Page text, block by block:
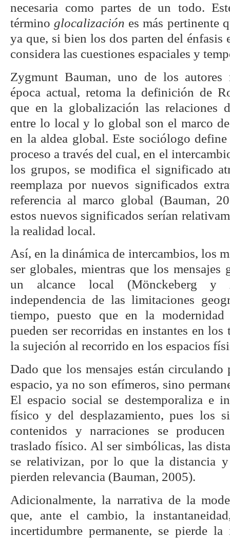
necesaria como partes de un todo.
términoglocalización es más pertinente
ya que, si bien los dos parten del
considera las cuestiones espaciales y
Zygmunt Bauman, uno de los
época actual, retoma la definición de
que en la globalización las relaciones
entre lo local y lo global son el marco
en la aldea global. Este sociólogo
proceso a través del cual, en el
los grupos, se modifica el significado
reemplaza por nuevos significados
referencia al marco global (Bauman,
estos nuevos significados serían
la realidad local.
Así, en la dinámica de intercambios, los
ser globales, mientras que los mensajes
un alcance local (Mönckeberg y
independencia de las limitaciones
tiempo, puesto que en la
pueden ser recorridas en instantes en
la sujeción al recorrido en los espacios
Dado que los mensajes están circulando
espacio, ya no son efímeros, sino
El espacio social se destemporaliza e
físico y del desplazamiento, pues los
contenidos y narraciones se
traslado físico. Al ser simbólicas, las
se relativizan, por lo que la distancia
pierden relevancia (Bauman, 2005).
Adicionalmente, la narrativa de la
que, ante el cambio, la
incertidumbre permanente, se pierde